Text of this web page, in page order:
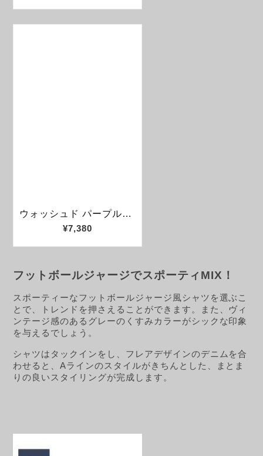
フ ットボールジャージでスポーティMIX！
スポーティーなフットボールジャージ風シャツを選ぶこ
とで、トレンドを押さえることができます。また、ヴィ
ンテージ感のあるグレーのくすみカラーがシックな印象
を与えるでしょう。
シャツはタックインをし、フレアデザインのデニムを合
わせると、Aラインのスタイルがきちんとした、まとま
りの良いスタイリングが完成します。